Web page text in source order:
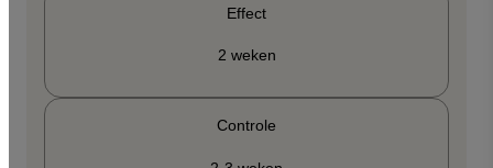
Effect
2 weken
Controle